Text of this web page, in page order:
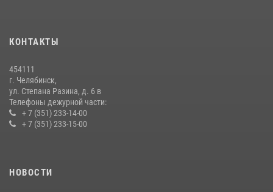
КОНТАКТЫ
454111
г. Челябинск,
ул. Степана Разина, д. 6 в
Телефоны дежурной части:
+ 7 (351) 233-14-00
+ 7 (351) 233-15-00
НОВОСТИ